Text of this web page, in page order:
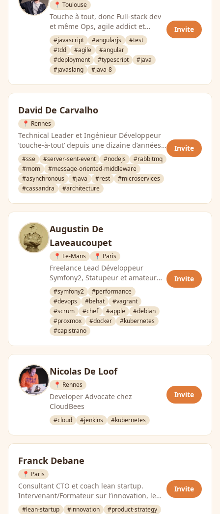
📍 Toulouse
Touche à tout, donc Full-stack dev
et même Ops, agile addict et
adepte de la qualité. Orga du JUG
Toulousain et …
#javascript #angularjs
#test
#tdd
#agile
#angular
#deployment
#typescript
#java
#javaslang
#java-8
Invite
David De Carvalho
📍 Rennes
Technical Leader et Ingénieur Développeur
’touche-à-tout’ depuis une dizaine d’années
(13 ans). …
#sse #server-sent-event #nodejs
#rabbitmq
#mom
#message-oriented-middleware
#asynchronous
#java #rest
#microservices
#cassandra
#architecture
Invite
Augustin De
Laveaucoupet
📍 Le-Mans 📍 Paris
Freelance Lead Développeur
Symfony2, Statupeur et amateur
de Raspberry.
#symfony2
#performance
#devops
#behat
#vagrant
#scrum
#chef #apple
#debian
#proxmox
#docker
#kubernetes
#capistrano
Invite
Nicolas De Loof
📍 Rennes
Developer Advocate chez
CloudBees
#cloud #jenkins #kubernetes
Invite
Franck Debane
📍 Paris
Consultant CTO et coach lean startup.
Intervenant/Formateur sur l’innovation, le
lean startup et le marketing …
#lean-startup #innovation
#product-strategy
Invite